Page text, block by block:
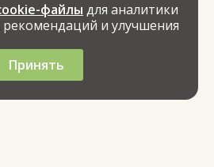
файлы для аналитики
и улучшения
Принять